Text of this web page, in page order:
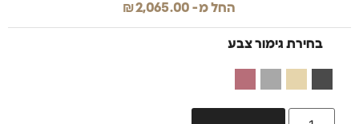
החל מ-
₪2,065.00
בחירת גימור צבע